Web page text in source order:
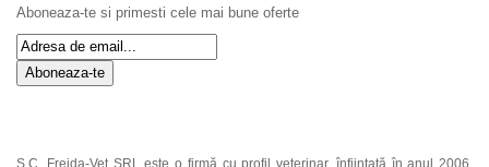
Aboneaza-te si primesti cele mai bune oferte
Aboneaza-te